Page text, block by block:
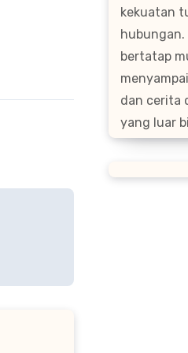
kekuatan
bertatap
dan cerita
yang luar